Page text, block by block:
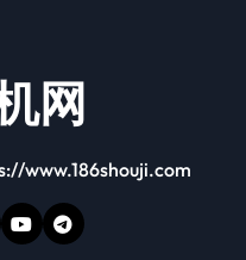
网
www.186shouji.com